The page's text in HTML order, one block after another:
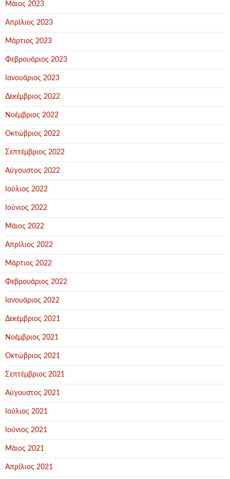
Μάιος 2023
Απρίλιος 2023
Μάρτιος 2023
Φεβρουάριος 2023
Ιανουάριος 2023
Δεκέμβριος 2022
Νοέμβριος 2022
Οκτώβριος 2022
Σεπτέμβριος 2022
Αύγουστος 2022
Ιούλιος 2022
Ιούνιος 2022
Μάιος 2022
Απρίλιος 2022
Μάρτιος 2022
Φεβρουάριος 2022
Ιανουάριος 2022
Δεκέμβριος 2021
Νοέμβριος 2021
Οκτώβριος 2021
Σεπτέμβριος 2021
Αύγουστος 2021
Ιούλιος 2021
Ιούνιος 2021
Μάιος 2021
Απρίλιος 2021